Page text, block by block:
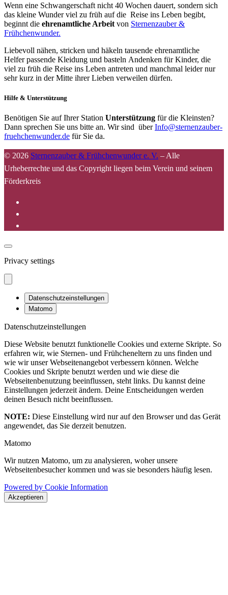
Wenn eine Schwangerschaft nicht 40 Wochen dauert, sondern sich
das kleine Wunder viel zu früh auf die Reise ins Leben begibt,
beginnt die ehrenamtliche Arbeit von Sternenzauber &
Frühchenwunder.
Liebevoll nähen, stricken und häkeln tausende ehrenamtliche
Helfer passende Kleidung und basteln Andenken für Kinder, die
viel zu früh die Reise ins Leben antreten und manchmal leider nur
sehr kurz in der Mitte ihrer Lieben verweilen dürfen.
Hilfe & Unterstützung
Benötigen Sie auf Ihrer Station Unterstützung für die Kleinsten?
Dann sprechen Sie uns bitte an. Wir sind überInfo@sternenzauber-
fruehchenwunder.de für Sie da.
© 2026 Sternenzauber & Frühchenwunder e. V. – Alle
Urheberrechte und das Copyright liegen beim Verein und seinem
Förderkreis
Privacy settings
Datenschutzeinstellungen
Matomo
Datenschutzeinstellungen
Diese Website benutzt funktionelle Cookies und externe Skripte. So
erfahren wir, wie Sternen- und Frühcheneltern zu uns finden und
wie wir unser Webseitenangebot verbessern können. Welche
Cookies und Skripte benutzt werden und wie diese die
Webseitenbenutzung beeinflussen, steht links. Du kannst deine
Einstellungen jederzeit ändern. Deine Entscheidungen werden
deinen Besuch nicht beeinflussen.
NOTE: Diese Einstellung wird nur auf den Browser und das Gerät
angewendet, das Sie derzeit benutzen.
Matomo
Wir nutzen Matomo, um zu analysieren, woher unsere
Webseitenbesucher kommen und was sie besonders häufig lesen.
Powered by Cookie Information
Akzeptieren